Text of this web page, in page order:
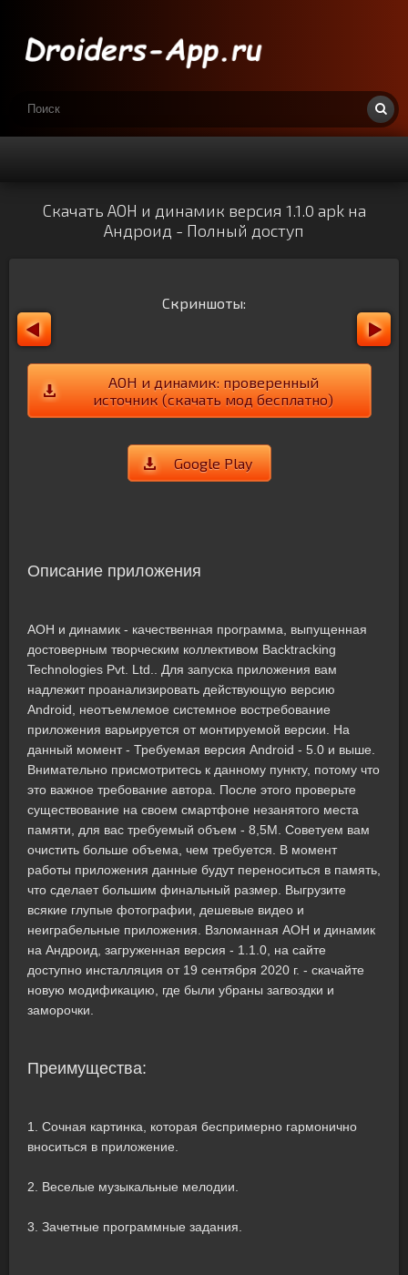
Скачать АОН и динамик версия 1.1.0 apk на
Андроид - Полный доступ
Скриншоты:
АОН и динамик: проверенный
источник (скачать мод бесплатно)
Google Play
Описание приложения
АОН и динамик - качественная программа, выпущенная
достоверным творческим коллективом Backtracking
Technologies Pvt. Ltd.. Для запуска приложения вам
надлежит проанализировать действующую версию
Android, неотъемлемое системное востребование
приложения варьируется от монтируемой версии. На
данный момент - Требуемая версия Android - 5.0 и выше.
Внимательно присмотритесь к данному пункту, потому что
это важное требование автора. После этого проверьте
существование на своем смартфоне незанятого места
памяти, для вас требуемый объем - 8,5M. Советуем вам
очистить больше объема, чем требуется. В момент
работы приложения данные будут переноситься в память,
что сделает большим финальный размер. Выгрузите
всякие глупые фотографии, дешевые видео и
неиграбельные приложения. Взломанная АОН и динамик
на Андроид, загруженная версия - 1.1.0, на сайте
доступно инсталляция от 19 сентября 2020 г. - скачайте
новую модификацию, где были убраны загвоздки и
заморочки.
Преимущества:
1. Сочная картинка, которая беспримерно гармонично
вноситься в приложение.
2. Веселые музыкальные мелодии.
3. Зачетные программные задания.